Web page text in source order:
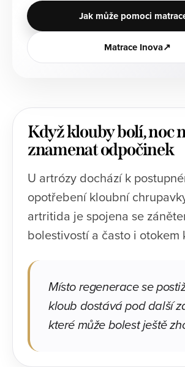
Jak může pomoci
Matrace Inova
Když klouby bolí, noc
znamenat odpočinek
U artrózy dochází k
opotřebení kloubní
artritida je spojena se
bolestivostí a často i otokem
Místo regenerace se
kloub dostává pod další
které může bolest ještě